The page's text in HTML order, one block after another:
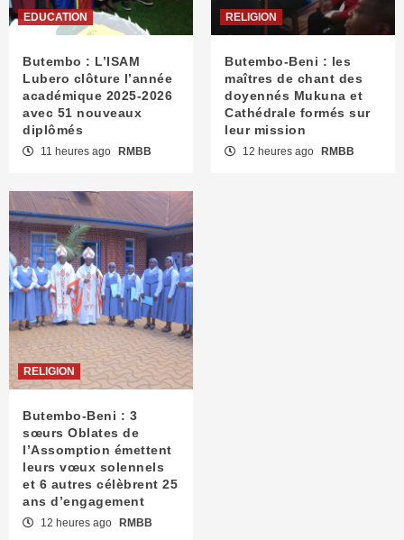
EDUCATION
Butembo : L’ISAM
Lubero clôture l’année
académique 2025-2026
avec 51 nouveaux
diplômés
11 heures ago RMBB
RELIGION
Butembo-Beni : les
maîtres de chant des
doyennés Mukuna et
Cathédrale formés sur
leur mission
12 heures ago RMBB
RELIGION
Butembo-Beni : 3
sœurs Oblates de
l’Assomption émettent
leurs vœux solennels
et 6 autres célèbrent 25
ans d’engagement
12 heures ago RMBB